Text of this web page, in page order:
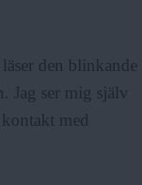
den blinkande
Jag ser mig själv
med